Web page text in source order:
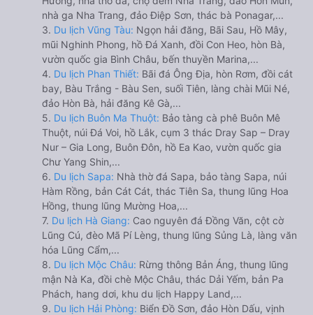
nhà ga Nha Trang, đảo Điệp Sơn, thác bà Ponagar,...
3. Du lịch Vũng Tàu: Ngọn hải đăng, Bãi Sau, Hồ Mây,
mũi Nghinh Phong, hồ Đá Xanh, đồi Con Heo, hòn Bà,
vườn quốc gia Bình Châu, bến thuyền Marina,...
4. Du lịch Phan Thiết: Bãi đá Ông Địa, hòn Rơm, đồi cát
bay, Bàu Trắng - Bàu Sen, suối Tiên, làng chài Mũi Né,
đảo Hòn Bà, hải đăng Kê Gà,...
5. Du lịch Buôn Ma Thuột: Bảo tàng cà phê Buôn Mê
Thuột, núi Đá Voi, hồ Lắk, cụm 3 thác Dray Sap – Dray
Nur – Gia Long, Buôn Đôn, hồ Ea Kao, vườn quốc gia
Chư Yang Shin,...
6. Du lịch Sapa: Nhà thờ đá Sapa, bảo tàng Sapa, núi
Hàm Rồng, bản Cát Cát, thác Tiên Sa, thung lũng Hoa
Hồng, thung lũng Mường Hoa,...
7. Du lịch Hà Giang: Cao nguyên đá Đồng Văn, cột cờ
Lũng Cú, đèo Mã Pí Lèng, thung lũng Sủng Là, làng văn
hóa Lũng Cẩm,...
8. Du lịch Mộc Châu: Rừng thông Bản Áng, thung lũng
mận Nà Ka, đồi chè Mộc Châu, thác Dải Yếm, bản Pa
Phách, hang dơi, khu du lịch Happy Land,...
9. Du lịch Hải Phòng: Biển Đồ Sơn, đảo Hòn Dấu, vịnh